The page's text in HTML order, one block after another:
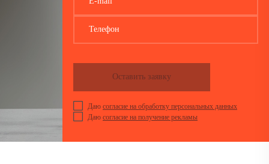
Телефон
Даю согласие на обработку персональных данных
Даю согласие на получение рекламы
Оставить заявку